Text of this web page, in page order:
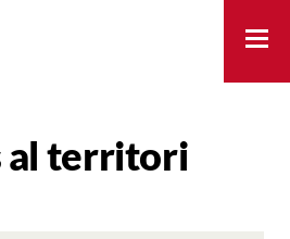
territori